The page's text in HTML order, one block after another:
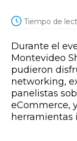
Tiempo de
Durante el
Montevideo
pudieron
networking,
panelistas
eCommerce,
herramientas